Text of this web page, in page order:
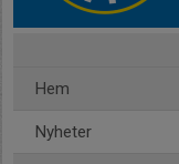
Hem
Nyheter